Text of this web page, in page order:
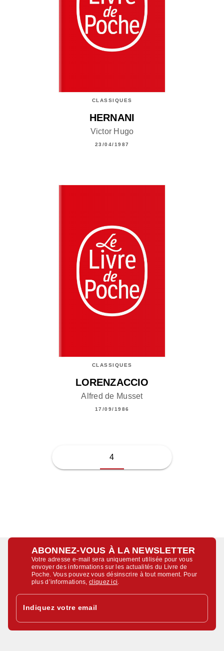
CLASSIQUES
HERNANI
Victor Hugo
23/04/1987
CLASSIQUES
LORENZACCIO
Alfred de Musset
17/09/1986
4
ABONNEZ-VOUS À LA NEWSLETTER
Votre adresse e-mail sera uniquement utilisée pour vous
envoyer des informations sur les actualités du Livre de
Poche. Vous pouvez vous désinscrire à tout moment. Pour
plus d’informations,cliquez ici
Indiquez votre email